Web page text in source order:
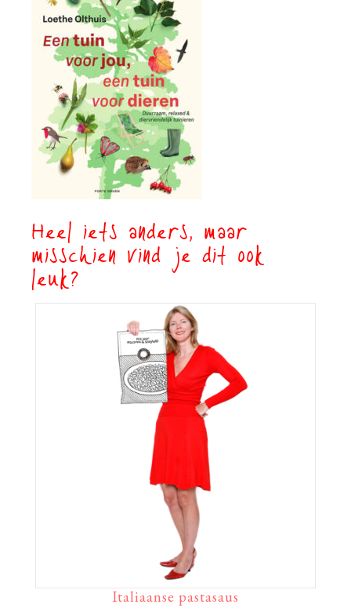
Heel iets anders, maar
misschien vind je dit ook
leuk?
Italiaanse pastasaus